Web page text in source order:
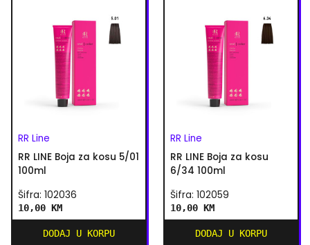
RR Line
RR LINE Boja za kosu 5/01
100ml
Šifra: 102036
10,00 KM
DODAJ U KORPU
RR Line
RR LINE Boja za kosu
6/34 100ml
Šifra: 102059
10,00 KM
DODAJ U KORPU